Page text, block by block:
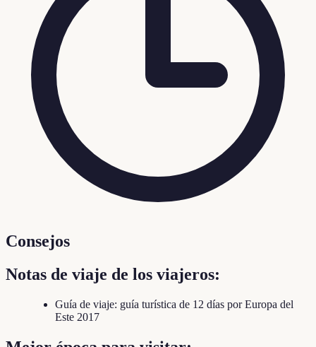
Consejos
Notas de viaje de los viajeros:
Guía de viaje: guía turística de 12 días por Europa del
Este 2017